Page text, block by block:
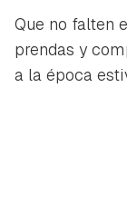
Que no falten
prendas y
a la época